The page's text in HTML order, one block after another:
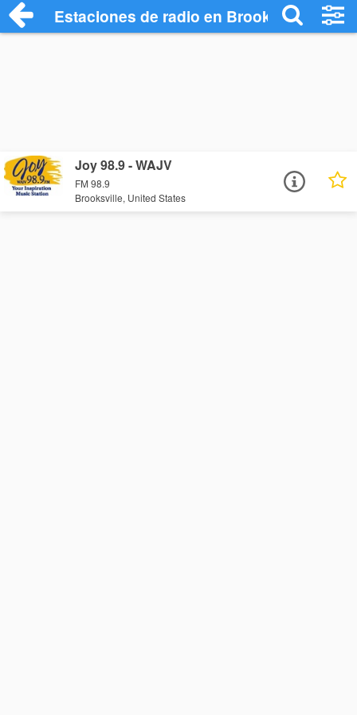
Estaciones de radio en Brooksville -
Joy 98.9 - WAJV
FM 98.9
Brooksville, United States